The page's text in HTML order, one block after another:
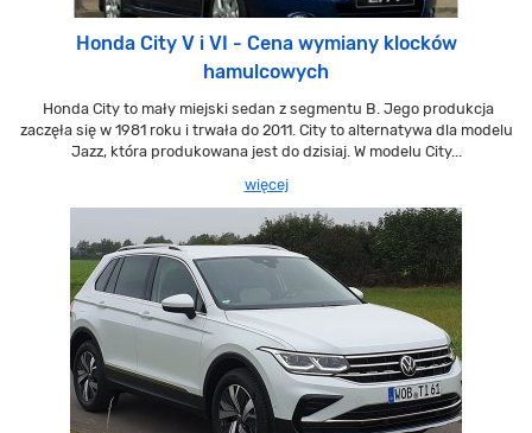
Honda City V i VI - Cena wymiany klocków
hamulcowych
Honda City to mały miejski sedan z segmentu B. Jego produkcja
zaczęła się w 1981 roku i trwała do 2011. City to alternatywa dla modelu
Jazz, która produkowana jest do dzisiaj. W modelu City...
więcej